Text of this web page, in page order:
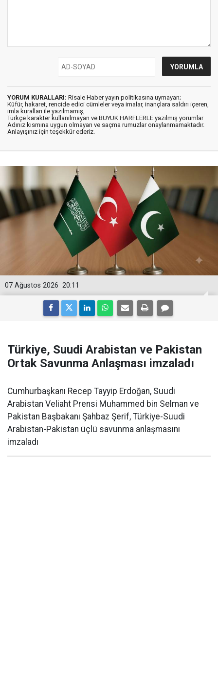
YORUM KURALLARI: Risale Haber yayın politikasına uymayan;
Küfür, hakaret, rencide edici cümleler veya imalar, inançlara saldırı içeren,
imla kuralları ile yazılmamış,
Türkçe karakter kullanılmayan ve BÜYÜK HARFLERLE yazılmış yorumlar
Adınız kısmına uygun olmayan ve saçma rumuzlar onaylanmamaktadır.
Anlayışınız için teşekkür ederiz.
20:11
07 Ağustos 2026
Türkiye, Suudi Arabistan ve Pakistan
Ortak Savunma Anlaşması imzaladı
Cumhurbaşkanı Recep Tayyip Erdoğan, Suudi
Arabistan Veliaht Prensi Muhammed bin Selman ve
Pakistan Başbakanı Şahbaz Şerif, Türkiye-Suudi
Arabistan-Pakistan üçlü savunma anlaşmasını
imzaladı